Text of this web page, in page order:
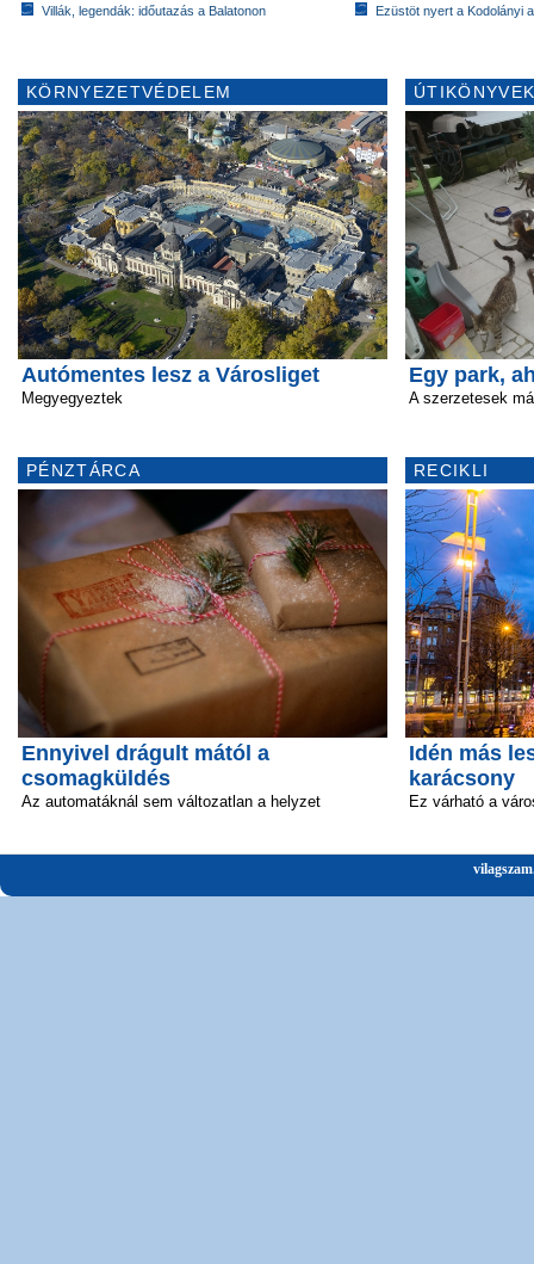
Villák, legendák: időutazás a Balatonon
Ezüstöt nyert a Kodolányi
KÖRNYEZETVÉDELEM
Autómentes lesz a Városliget
Megyegyeztek
PÉNZTÁRCA
Ennyivel drágult mától a
csomagküldés
Az automatáknál sem változatlan a helyzet
Egy park,
A szerzetesek
RECIKLI
Idén más
karácsony
Ez várható a